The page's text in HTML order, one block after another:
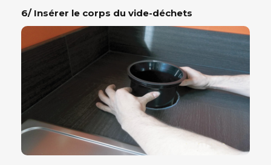
6/ Insérer le corps du vide-déchets